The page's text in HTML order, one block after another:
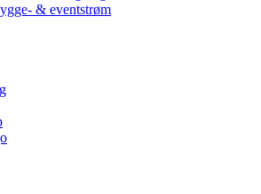
& eventstrøm